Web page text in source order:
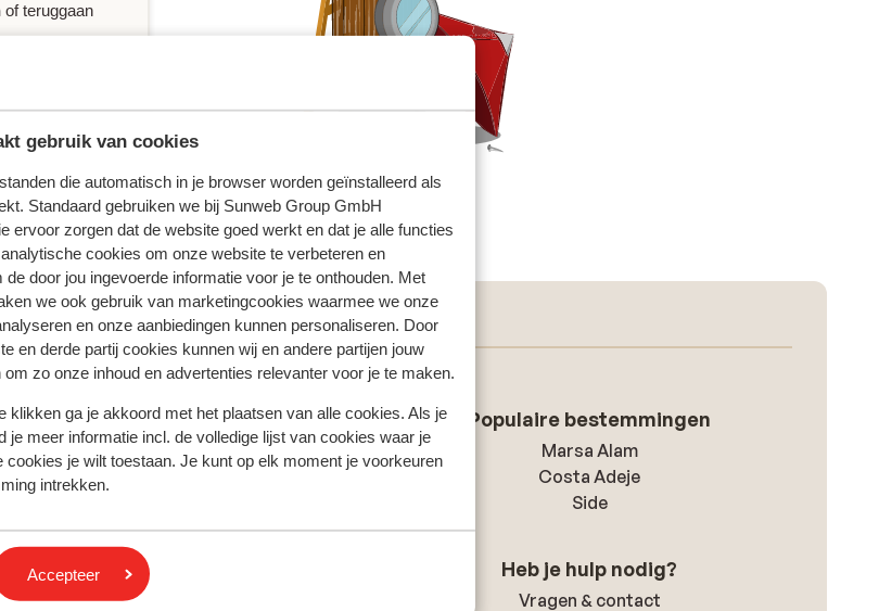
gebruik van cookies
die automatisch in je browser worden geïnstalleerd als
Standaard gebruiken we bij Sunweb Group GmbH
ervoor zorgen dat de website goed werkt en dat je alle functies
cookies om onze website te verbeteren en
door jou ingevoerde informatie voor je te onthouden. Met
we ook gebruik van marketingcookies waarmee we onze
en onze aanbiedingen kunnen personaliseren. Door
en derde partij cookies kunnen wij en andere partijen jouw
om zo onze inhoud en advertenties relevanter voor je te maken.
klikken ga je akkoord met het plaatsen van alle cookies. Als je
je meer informatie incl. de volledige lijst van cookies waar je
cookies je wilt toestaan. Je kunt op elk moment je voorkeuren
intrekken.
Accepteer
of teruggaan
FAQ
Stars Beach
Populaire regio's
Kreta
Gran Canaria
Populaire bestemmingen
Marsa Alam
Costa Adeje
Side
Cookies en privacy
Privacy
Heb je hulp nodig?
Vragen & contact